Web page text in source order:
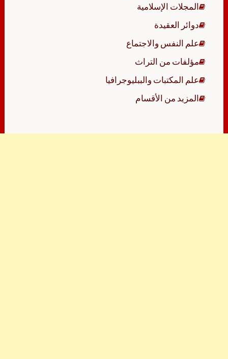
المجلات الإسلامية
دوائر العقيدة
علم النفس والاجتماع
مؤلفات من التراث
علم المكتبات والببليوجرافيا
المزيد من الأقسام